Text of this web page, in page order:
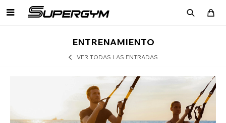

ENTRENAMIENTO
VER TODAS LAS ENTRADAS